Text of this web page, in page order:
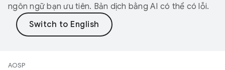
ngôn ngữ bạn ưu tiên. Bản dịch bằng AI có thể có lỗi.
AOSP